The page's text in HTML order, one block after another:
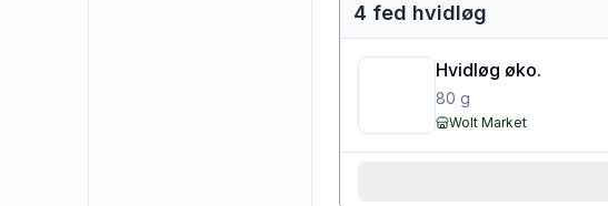
4 fed hvidløg
Hvidløg øko.
80 g
Wolt Market